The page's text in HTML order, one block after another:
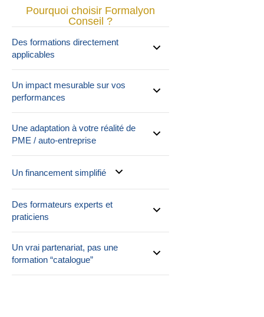
Pourquoi choisir Formalyon
Conseil ?
Des formations directement
applicables
Un impact mesurable sur vos
performances
Une adaptation à votre réalité de
PME / auto-entreprise
Un financement simplifié
Des formateurs experts et
praticiens
Un vrai partenariat, pas une
formation “catalogue”